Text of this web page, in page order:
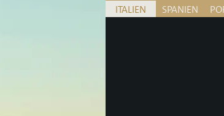
ITALIEN SPANIEN